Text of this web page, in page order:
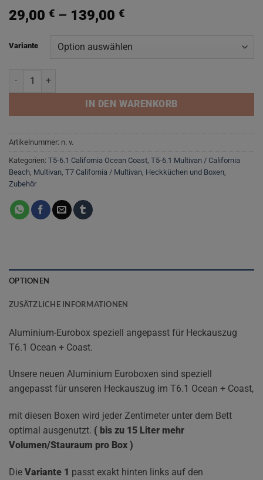
29,00 € – 139,00 €
Variante
Aluminium Eurobox 40x30 optional mit Bambus Deckel Menge
IN DEN WARENKORB
Artikelnummer: n. v.
Kategorien: T5-6.1 California Ocean Coast T5-6.1 Multivan / California
Beach Multivan T7 California / Multivan Heckküchen und Boxen
Zubehör
OPTIONEN
ZUSÄTZLICHE INFORMATIONEN
Aluminium-Eurobox speziell angepasst für Heckauszug
T6.1 Ocean + Coast.
Unsere neuen Aluminium Euroboxen sind speziell
angepasst für unseren Heckauszug im T6.1 Ocean + Coast,
mit diesen Boxen wird jeder Zentimeter unter dem Bett
optimal ausgenutzt. ( bis zu 15 Liter mehr
Volumen/Stauraum pro Box )
Die Variante 1 passt exakt hinten links auf den